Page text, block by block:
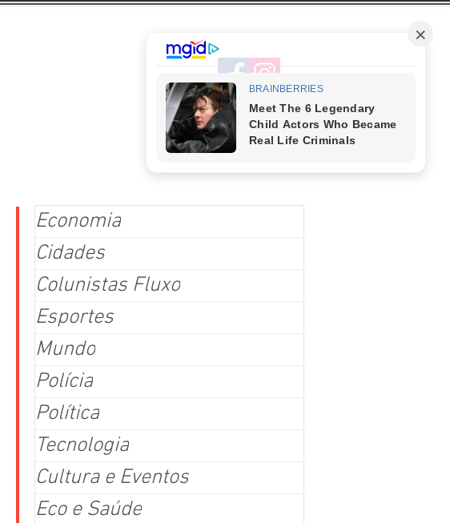
Economia
Cidades
Colunistas Fluxo
Esportes
Mundo
Polícia
Política
Tecnologia
Cultura e Eventos
Eco e Saúde
Parque da Serra do Curral recebe projeto de observação de aves